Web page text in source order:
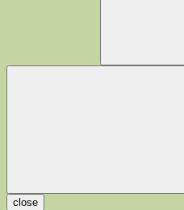
close